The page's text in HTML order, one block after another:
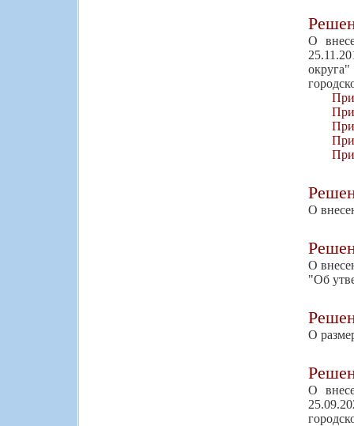
О
О
О
"Об
О
О